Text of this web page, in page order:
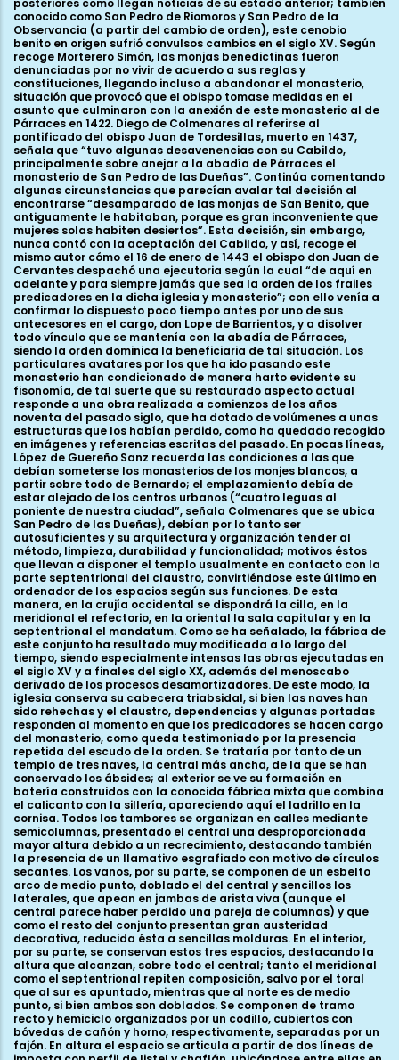
conocido como San Pedro de Riomoros y San Pedro de la
Observancia (a partir del cambio de orden), este cenobio
benito en origen sufrió convulsos cambios en el siglo XV. Según
recoge Morterero Simón, las monjas benedictinas fueron
denunciadas por no vivir de acuerdo a sus reglas y
constituciones, llegando incluso a abandonar el monasterio,
situación que provocó que el obispo tomase medidas en el
asunto que culminaron con la anexión de este monasterio al de
Párraces en 1422. Diego de Colmenares al referirse al
pontificado del obispo Juan de Tordesillas, muerto en 1437,
señala que “tuvo algunas desavenencias con su Cabildo,
principalmente sobre anejar a la abadía de Párraces el
monasterio de San Pedro de las Dueñas”. Continúa comentando
algunas circunstancias que parecían avalar tal decisión al
encontrarse “desamparado de las monjas de San Benito, que
antiguamente le habitaban, porque es gran inconveniente que
mujeres solas habiten desiertos”. Esta decisión, sin embargo,
nunca contó con la aceptación del Cabildo, y así, recoge el
mismo autor cómo el 16 de enero de 1443 el obispo don Juan de
Cervantes despachó una ejecutoria según la cual “de aquí en
adelante y para siempre jamás que sea la orden de los frailes
predicadores en la dicha iglesia y monasterio”; con ello venía a
confirmar lo dispuesto poco tiempo antes por uno de sus
antecesores en el cargo, don Lope de Barrientos, y a disolver
todo vínculo que se mantenía con la abadía de Párraces,
siendo la orden dominica la beneficiaria de tal situación. Los
particulares avatares por los que ha ido pasando este
monasterio han condicionado de manera harto evidente su
fisonomía, de tal suerte que su restaurado aspecto actual
responde a una obra realizada a comienzos de los años
noventa del pasado siglo, que ha dotado de volúmenes a unas
estructuras que los habían perdido, como ha quedado recogido
en imágenes y referencias escritas del pasado. En pocas líneas,
López de Guereño Sanz recuerda las condiciones a las que
debían someterse los monasterios de los monjes blancos, a
partir sobre todo de Bernardo; el emplazamiento debía de
estar alejado de los centros urbanos (“cuatro leguas al
poniente de nuestra ciudad”, señala Colmenares que se ubica
San Pedro de las Dueñas), debían por lo tanto ser
autosuficientes y su arquitectura y organización tender al
método, limpieza, durabilidad y funcionalidad; motivos éstos
que llevan a disponer el templo usualmente en contacto con la
parte septentrional del claustro, convirtiéndose este último en
ordenador de los espacios según sus funciones. De esta
manera, en la crujía occidental se dispondrá la cilla, en la
meridional el refectorio, en la oriental la sala capitular y en la
septentrional el mandatum. Como se ha señalado, la fábrica de
este conjunto ha resultado muy modificada a lo largo del
tiempo, siendo especialmente intensas las obras ejecutadas en
el siglo XV y a finales del siglo XX, además del menoscabo
derivado de los procesos desamortizadores. De este modo, la
iglesia conserva su cabecera triabsidal, si bien las naves han
sido rehechas y el claustro, dependencias y algunas portadas
responden al momento en que los predicadores se hacen cargo
del monasterio, como queda testimoniado por la presencia
repetida del escudo de la orden. Se trataría por tanto de un
templo de tres naves, la central más ancha, de la que se han
conservado los ábsides; al exterior se ve su formación en
batería construidos con la conocida fábrica mixta que combina
el calicanto con la sillería, apareciendo aquí el ladrillo en la
cornisa. Todos los tambores se organizan en calles mediante
semicolumnas, presentado el central una desproporcionada
mayor altura debido a un recrecimiento, destacando también
la presencia de un llamativo esgrafiado con motivo de círculos
secantes. Los vanos, por su parte, se componen de un esbelto
arco de medio punto, doblado el del central y sencillos los
laterales, que apean en jambas de arista viva (aunque el
central parece haber perdido una pareja de columnas) y que
como el resto del conjunto presentan gran austeridad
decorativa, reducida ésta a sencillas molduras. En el interior,
por su parte, se conservan estos tres espacios, destacando la
altura que alcanzan, sobre todo el central; tanto el meridional
como el septentrional repiten composición, salvo por el toral
que al sur es apuntado, mientras que al norte es de medio
punto, si bien ambos son doblados. Se componen de tramo
recto y hemiciclo organizados por un codillo, cubiertos con
bóvedas de cañón y horno, respectivamente, separadas por un
fajón. En altura el espacio se articula a partir de dos líneas de